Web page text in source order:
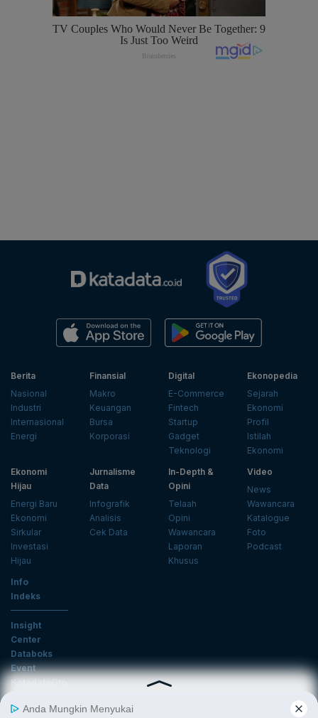
Berita
Nasional
Industri
Internasional
Energi
Finansial
Makro
Keuangan
Bursa
Korporasi
Digital
E-Commerce
Fintech
Startup
Gadget
Teknologi
Ekonopedia
Sejarah
Ekonomi
Profil
Istilah
Ekonomi
Ekonomi
Hijau
Energi Baru
Ekonomi
Sirkular
Investasi
Hijau
Jurnalisme
Data
Infografik
Analisis
Cek Data
In-Depth &
Opini
Telaah
Opini
Wawancara
Laporan
Khusus
Video
News
Wawancara
Katalogue
Foto
Podcast
Info
Indeks
Insight
Center
Databoks
Event
KatadataOto